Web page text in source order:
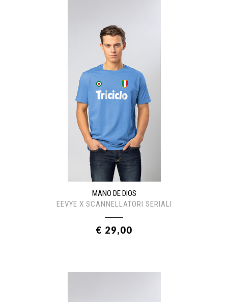
MANO DE DIOS
EEVYE X SCANNELLATORI SERIALI
€ 29,00